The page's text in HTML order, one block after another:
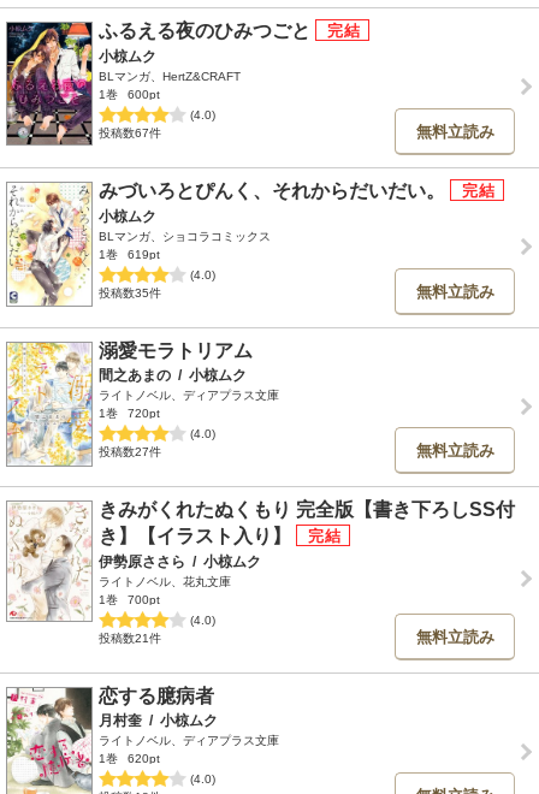
ふるえる夜のひみつごと
小椋ムク
BLマンガ、HertZ&CRAFT
1巻
600pt
(4.0)
投稿数67件
無料立読み
みづいろとぴんく、それからだいだい。
小椋ムク
BLマンガ、ショコラコミックス
1巻
619pt
(4.0)
投稿数35件
無料立読み
溺愛モラトリアム
間之あまの / 小椋ムク
ライトノベル、ディアプラス文庫
1巻
720pt
(4.0)
投稿数27件
無料立読み
きみがくれたぬくもり 完全版【書き下ろしSS付
き】【イラスト入り】
伊勢原ささら / 小椋ムク
ライトノベル、花丸文庫
1巻
700pt
(4.0)
投稿数21件
無料立読み
恋する臆病者
月村奎 / 小椋ムク
ライトノベル、ディアプラス文庫
1巻
620pt
(4.0)